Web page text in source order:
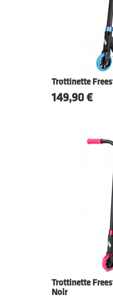
Trottinette
Prix
149,90 €
Trottinette
Noir